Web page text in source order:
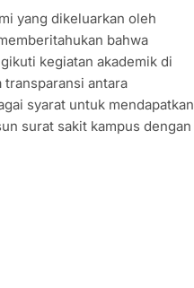
yang dikeluarkan oleh
bahwa
kegiatan akademik di
antara
syarat untuk mendapatkan
surat sakit kampus dengan